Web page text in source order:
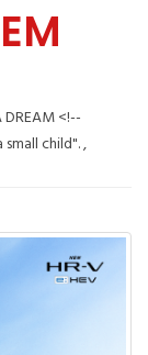
<!--
child". ,